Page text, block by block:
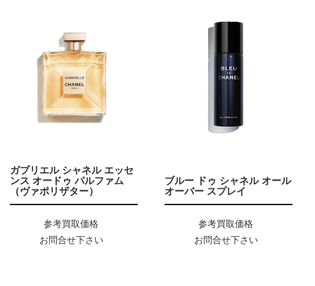
ガブリエル シャネル エッセ
ンス オードゥ パルファム
（ヴァポリザター）
参考買取価格
お問合せ下さい
ブルー ドゥ シャネル オール
オーバー スプレイ
参考買取価格
お問合せ下さい